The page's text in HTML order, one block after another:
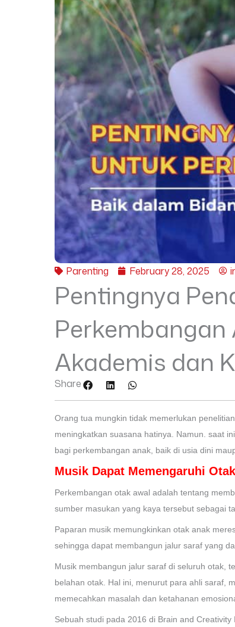
Parenting February 28, 2025
Pentingnya
Perkembangan
Akademis dan
Share
Orang tua mungkin tidak memerlukan
meningkatkan suasana hatinya. Namun. saat
bagi perkembangan anak, baik di usia dini
Musik Dapat Memengaruhi
Perkembangan otak awal adalah tentang
sumber masukan yang kaya tersebut sebagai
Paparan musik memungkinkan otak anak
sehingga dapat membangun jalur saraf yang
Musik membangun jalur saraf di seluruh otak,
belahan otak. Hal ini, menurut para ahli saraf,
memecahkan masalah dan ketahanan
Sebuah studi pada 2016 di Brain and